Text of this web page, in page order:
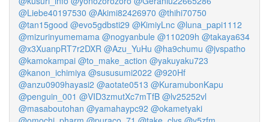
@Liebe40197530 @Akimi82426970 @thihi70750
@tan15good @evo5gdbsti29 @KimiyLnc @luna_papi1112
@mizurinyumemama @nogyanbule @110209h @takaya634
@x3XuanpRT7r2DXR @Azu_YuHu @ha9chumu @jvspatho
@kamokampai @to_make_action @yakuyaku723
@kanon_ichimiya @sususumi2022 @920Hf
@anzu0909hayasi2 @aotate0513 @KuramubonKapu
@penguin_001 @VID3zmutXc7mTfB @lv25252vl
@masaboutohan @yamahaypc92 @okametyaki